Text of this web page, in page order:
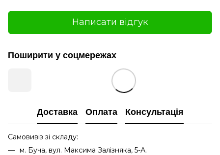
Написати відгук
Поширити у соцмережах
Доставка Оплата Консультація
Самовивіз зі складу:
м. Буча, вул. Максима Залізняка, 5-А.